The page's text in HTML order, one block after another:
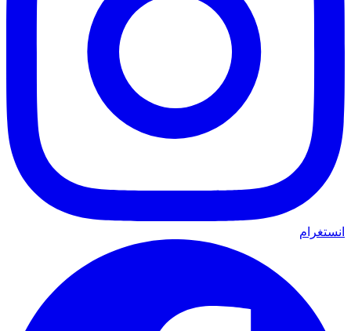
انستغرام